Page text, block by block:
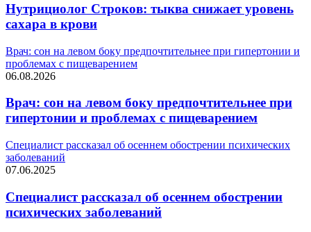
Нутрициолог Строков: тыква снижает уровень
сахара в крови
Врач: сон на левом боку предпочтительнее при гипертонии и
проблемах с пищеварением
06.08.2026
Врач: сон на левом боку предпочтительнее при
гипертонии и проблемах с пищеварением
Специалист рассказал об осеннем обострении психических
заболеваний
07.06.2025
Специалист рассказал об осеннем обострении
психических заболеваний